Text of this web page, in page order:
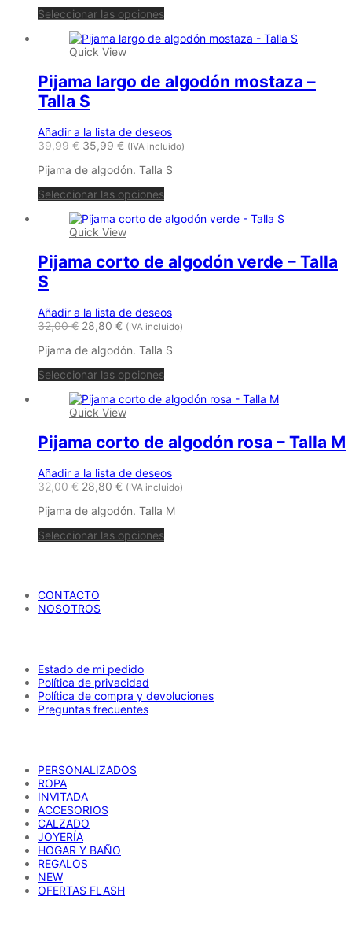
Seleccionar las opciones
Quick View
Pijama largo de algodón mostaza –
Talla S
Añadir a la lista de deseos
39,99€ 35,99 € (IVA incluido)
Pijama de algodón. Talla S
Seleccionar las opciones
Quick View
Pijama corto de algodón verde – Talla
S
Añadir a la lista de deseos
32,00€ 28,80 € (IVA incluido)
Pijama de algodón. Talla S
Seleccionar las opciones
Quick View
Pijama corto de algodón rosa – Talla M
Añadir a la lista de deseos
32,00€ 28,80 € (IVA incluido)
Pijama de algodón. Talla M
Seleccionar las opciones
CONTACTO
NOSOTROS
Estado de mi pedido
Política de privacidad
Política de compra y devoluciones
Preguntas frecuentes
PERSONALIZADOS
ROPA
INVITADA
ACCESORIOS
CALZADO
JOYERÍA
HOGAR Y BAÑO
REGALOS
NEW
OFERTAS FLASH